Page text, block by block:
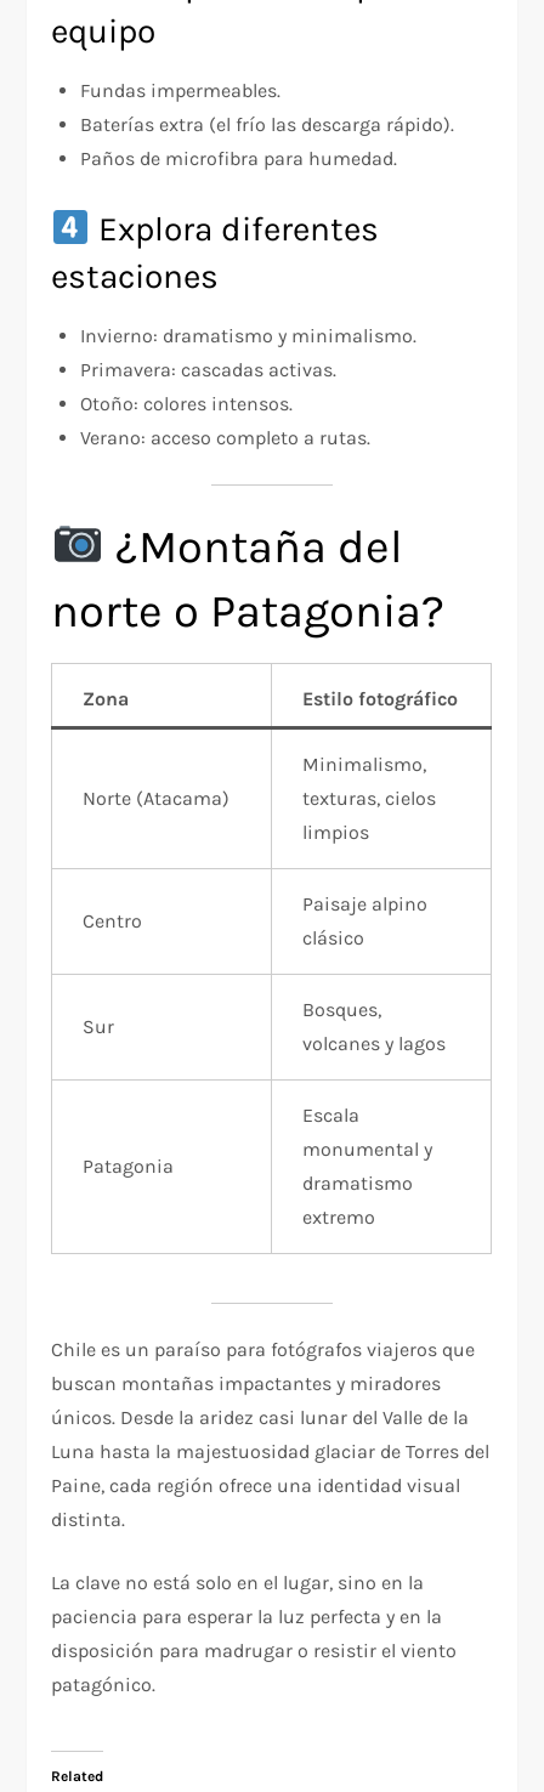
equipo
Fundas impermeables.
Baterías extra (el frío las descarga rápido).
Paños de microfibra para humedad.
Explora diferentes
estaciones
Invierno: dramatismo y minimalismo.
Primavera: cascadas activas.
Otoño: colores intensos.
Verano: acceso completo a rutas.
¿Montaña del
norte o Patagonia?
Zona Estilo fotográfico
Norte (Atacama)
Minimalismo,
texturas, cielos
limpios
Centro
Paisaje alpino
clásico
Sur
Bosques,
volcanes y lagos
Patagonia
Escala
monumental y
dramatismo
extremo
Chile es un paraíso para fotógrafos viajeros que
buscan montañas impactantes y miradores
únicos. Desde la aridez casi lunar del Valle de la
Luna hasta la majestuosidad glaciar de Torres del
Paine, cada región ofrece una identidad visual
distinta.
La clave no está solo en el lugar, sino en la
paciencia para esperar la luz perfecta y en la
disposición para madrugar o resistir el viento
patagónico.
Related